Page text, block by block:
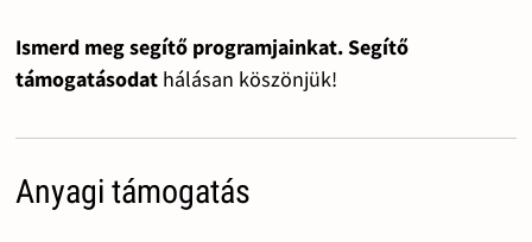
Ismerd meg segítő programjainkat. Segítő
támogatásodat hálásan köszönjük!
Anyagi támogatás